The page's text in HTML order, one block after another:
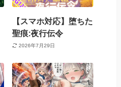
【スマホ対応】堕ちた
聖痕:夜行伝令
2026年7月29日